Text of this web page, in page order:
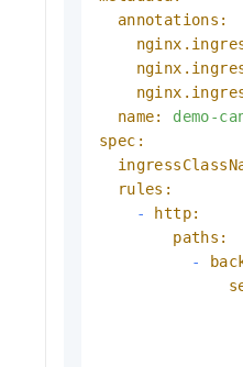
annotations:
name:
demo-
spec:
rules:
-
http:
paths:
-